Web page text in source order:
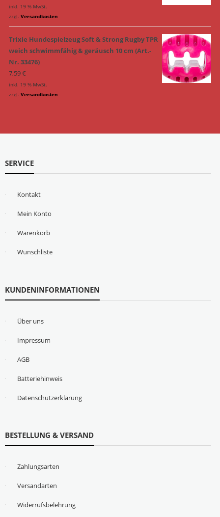
inkl. 19 % MwSt.
zzgl. Versandkosten
Trixie Hundespielzeug Soft & Strong Rugby TPR
weich schwimmfähig & geräusch 10 cm (Art.-
Nr. 33476)
7,59€
inkl. 19 % MwSt.
zzgl. Versandkosten
SERVICE
Kontakt
Mein Konto
Warenkorb
Wunschliste
KUNDENINFORMATIONEN
Über uns
Impressum
AGB
Batteriehinweis
Datenschutzerklärung
BESTELLUNG & VERSAND
Zahlungsarten
Versandarten
Widerrufsbelehrung